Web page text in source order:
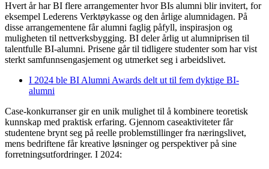
Hvert år har BI flere arrangementer hvor BIs alumni blir invitert, for
eksempel Lederens Verktøykasse og den årlige alumnidagen. På
disse arrangementene får alumni faglig påfyll, inspirasjon og
muligheten til nettverksbygging. BI deler årlig ut alumniprisen til
talentfulle BI-alumni. Prisene går til tidligere studenter som har vist
sterkt samfunnsengasjement og utmerket seg i arbeidslivet.
I 2024 ble BI Alumni Awards delt ut til fem dyktige BI-
alumni
Case-konkurranser gir en unik mulighet til å kombinere teoretisk
kunnskap med praktisk erfaring. Gjennom caseaktiviteter får
studentene brynt seg på reelle problemstillinger fra næringslivet,
mens bedriftene får kreative løsninger og perspektiver på sine
forretningsutfordringer. I 2024: